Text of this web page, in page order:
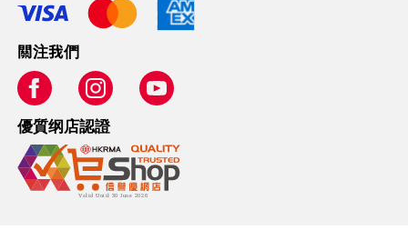
關注我們
優質纲店認證